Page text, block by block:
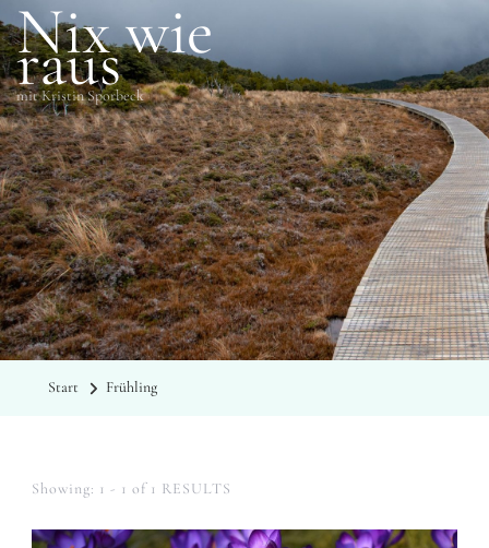
Nix wie
raus
mit Kristin Sporbeck
SCHLAGWÖRTER
Frühling
Start Frühling
Showing: 1 - 1 of 1 RESULTS